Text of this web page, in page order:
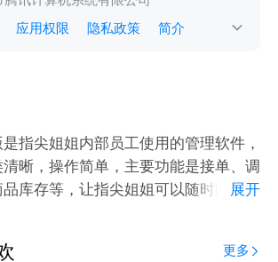
应用权限 隐私政策 简介
指尖姐姐内部员工使用的管理软件，
晰，操作简单，主要功能是接单、调
库存等，让指尖姐姐可以随时随地接
展开
更多